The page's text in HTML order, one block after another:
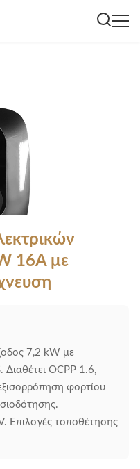
16A με
7,2 kW με
OCPP 1.6,
φορτίου
Επιλογές τοποθέτησης